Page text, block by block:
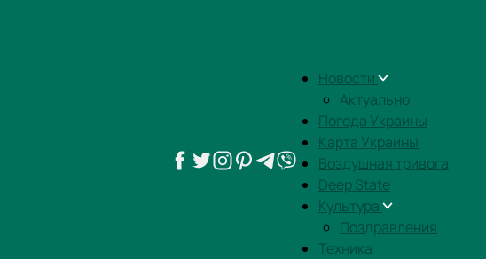
Новости
Актуально
Погода Украины
Карта Украины
Воздушная тривога
Deep State
Культура
Поздравления
Техника